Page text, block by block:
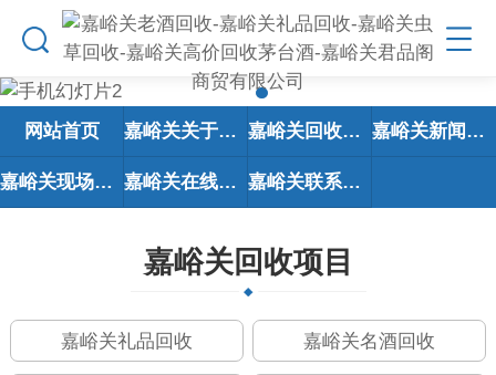
网站首页 嘉峪关关于我们 嘉峪关回收项目 嘉峪关新闻资讯
嘉峪关现场回收 嘉峪关在线留言 嘉峪关联系我们
嘉峪关回收项目
嘉峪关礼品回收 嘉峪关名酒回收